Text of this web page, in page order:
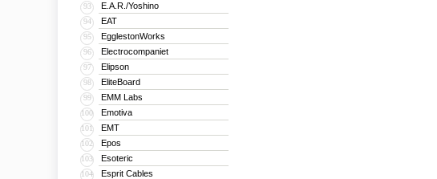
93 E.A.R./Yoshino
94 EAT
95 EgglestonWorks
96 Electrocompaniet
97 Elipson
98 EliteBoard
99 EMM Labs
100 Emotiva
101 EMT
102 Epos
103 Esoteric
104 Esprit Cables